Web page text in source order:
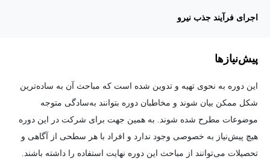
اجرای فرآیند جذب نیرو
پیش‌نیاز‌ها
این دوره به نحوی تهیه و تدوین شده است که مباحث آن به ساده‌ترین
شکل ممکن بیان شوند و مخاطبان دوره بتوانند به‌سادگی متوجه
موضوعات مطرح شده شوند. به همین جهت برای شرکت در این دوره
هیچ پیش‌نیاز به خصوصی وجود ندارد و افراد با هر سطحی از آگاهی و
تحصیلات می‌توانند از مباحث این دوره نهایت استفاده را داشته باشند.